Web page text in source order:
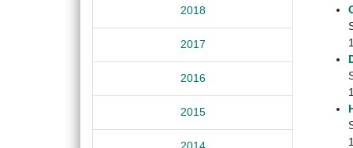
2018
2017
2016
2015